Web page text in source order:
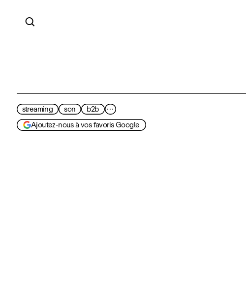

streaming son b2b
···
Ajoutez-nous à vos favoris Google